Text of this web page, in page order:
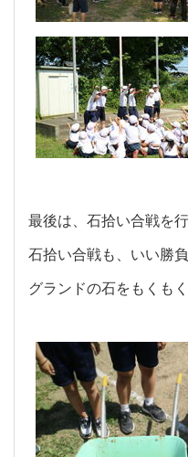
最後は、石拾い合戦を行
石拾い合戦も、いい勝負
グランドの石をもくも